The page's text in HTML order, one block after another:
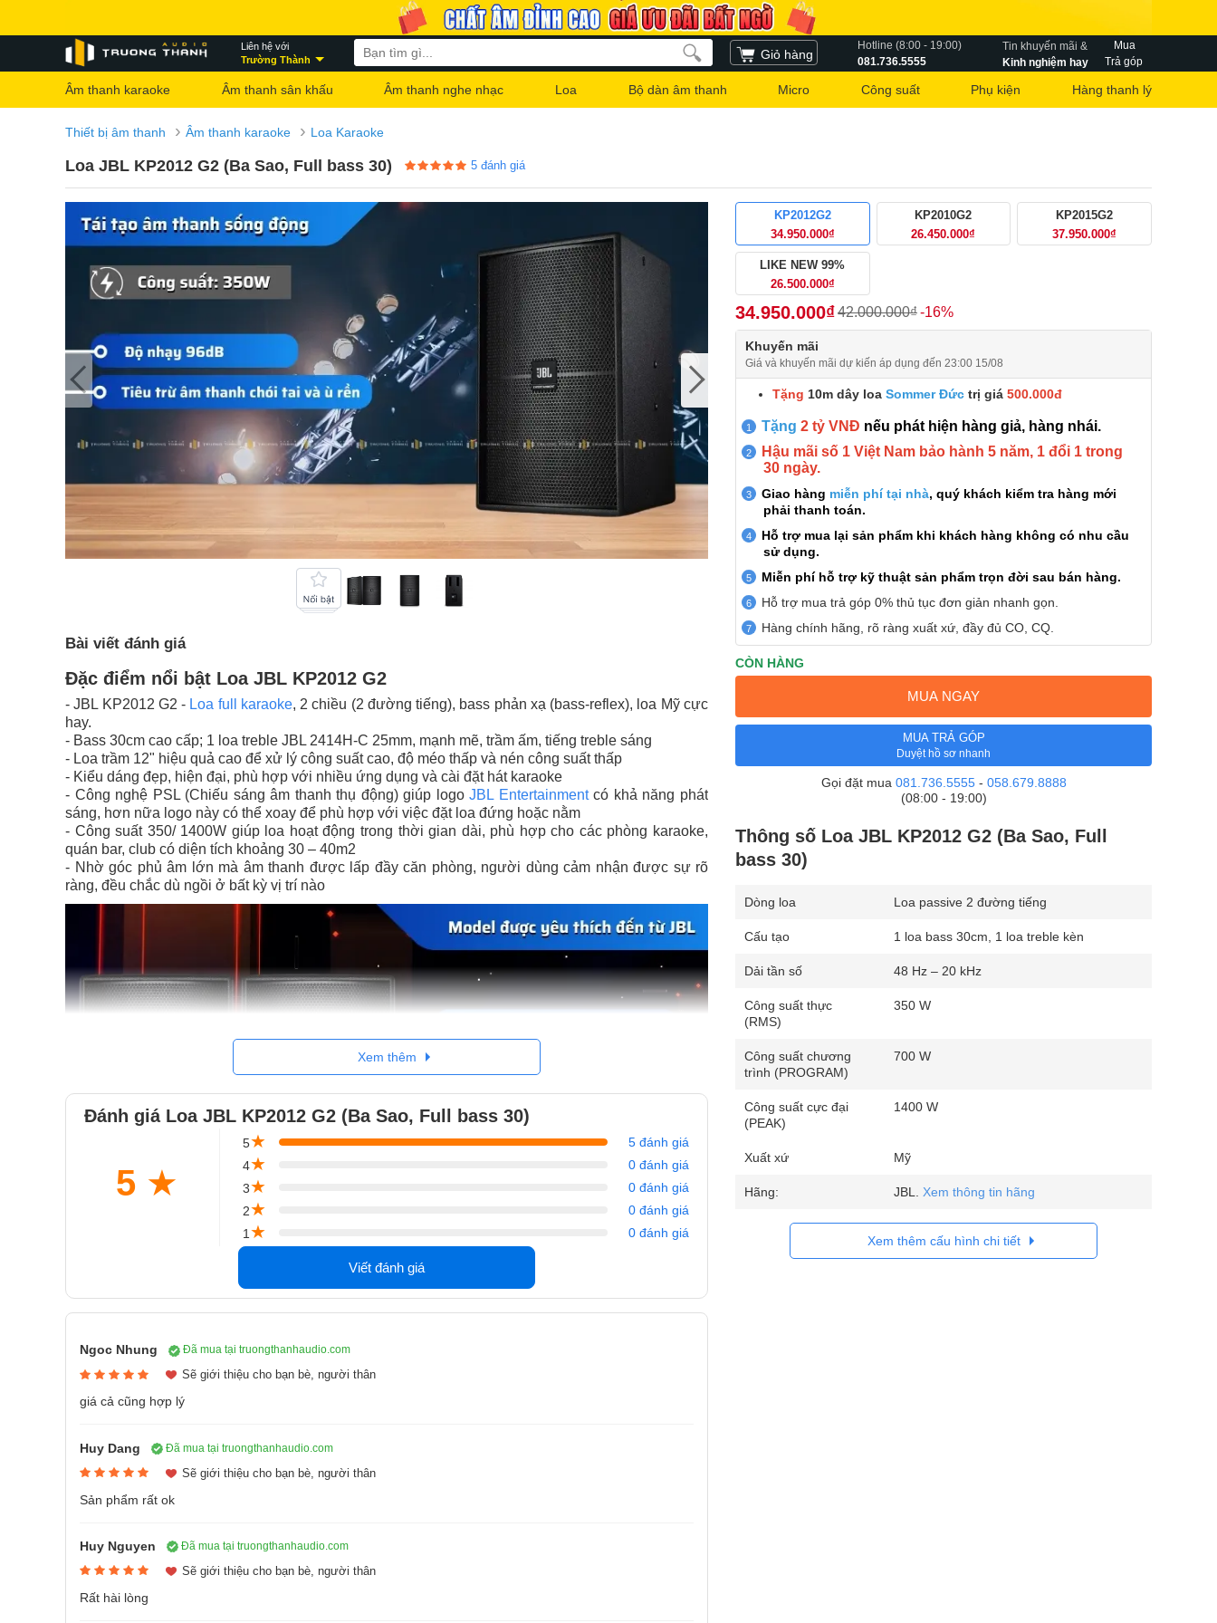
Liên hệ với
Trường Thành
Giỏ hàng
Hotline (8:00 - 19:00)
081.736.5555
Tin khuyến mãi &
Kinh nghiệm hay
Mua
Trả góp
Âm thanh karaoke Âm thanh sân khấu Âm thanh nghe nhạc Loa Bộ dàn âm thanh Micro Công suất Phụ kiện Hàng thanh lý
Thiết bị âm thanh › Âm thanh karaoke › Loa Karaoke
Loa JBL KP2012 G2 (Ba Sao, Full bass 30) 5 đánh giá
Bài viết đánh giá
Đặc điểm nổi bật Loa JBL KP2012 G2
- JBL KP2012 G2 - Loa full karaoke, 2 chiều (2 đường tiếng), bass phản xạ (bass-reflex), loa Mỹ cực
hay.
- Bass 30cm cao cấp; 1 loa treble JBL 2414H-C 25mm, mạnh mẽ, trầm ấm, tiếng treble sáng
- Loa trầm 12" hiệu quả cao để xử lý công suất cao, độ méo thấp và nén công suất thấp
- Kiểu dáng đẹp, hiện đại, phù hợp với nhiều ứng dụng và cài đặt hát karaoke
- Công nghệ PSL (Chiếu sáng âm thanh thụ động) giúp logoJBL Entertainmentcó khả năng phát
sáng, hơn nữa logo này có thể xoay để phù hợp với việc đặt loa đứng hoặc nằm
- Công suất 350/ 1400W giúp loa hoạt động trong thời gian dài, phù hợp cho các phòng karaoke,
quán bar, club có diện tích khoảng 30 – 40m2
- Nhờ góc phủ âm lớn mà âm thanh được lấp đầy căn phòng, người dùng cảm nhận được sự rõ
ràng, đều chắc dù ngồi ở bất kỳ vị trí nào
Đánh giá thiết kế loa JBL KP2012G2
mạnh mẽ cùng màu sắc đen tuyền đem đến vẻ lịch lãm, hiện đại.
Vỏ thùng loa được chế tạo từ gỗ MDF cao cấp tăng thêm độ bền và ổn định cho loa trong quá trình
sử dụng. Mặt trước và sau của
dễ hiểu cho người dùng thuận tiện xử lý.
Xem thêm
Đánh giá Loa JBL KP2012 G2 (Ba Sao, Full bass 30)
5 ★
5★
5 đánh giá
4★
0 đánh giá
3★
0 đánh giá
2★
0 đánh giá
1 ★ 0 đánh giá
Viết đánh giá
Ngoc Nhung Đã mua tại truongthanhaudio.com
Sẽ giới thiệu cho bạn bè, người thân
giá cả cũng hợp lý
Huy Dang Đã mua tại truongthanhaudio.com
Sẽ giới thiệu cho bạn bè, người thân
Sản phẩm rất ok
Huy Nguyen Đã mua tại truongthanhaudio.com
Sẽ giới thiệu cho bạn bè, người thân
Rất hài lòng
KP2012G2
34.950.000₫
KP2010G2
26.450.000₫
KP2015G2
37.950.000₫
LIKE NEW 99%
26.500.000₫
34.950.000₫42.000.000₫-16%
Khuyến mãi
Giá và khuyến mãi dự kiến áp dụng đến 23:00 15/08
Tặng 10m dây loa Sommer Đức trị giá 500.000đ
Tặng 2 tỷ VNĐ nếu phát hiện hàng giả, hàng nhái.
Hậu mãi số 1 Việt Nam bảo hành 5 năm, 1 đổi 1 trong
30 ngày.
Giao hàng miễn phí tại nhà, quý khách kiểm tra hàng mới
phải thanh toán.
Hỗ trợ mua lại sản phẩm khi khách hàng không có nhu cầu
sử dụng.
Miễn phí hỗ trợ kỹ thuật sản phẩm trọn đời sau bán hàng.
Hỗ trợ mua trả góp 0% thủ tục đơn giản nhanh gọn.
Hàng chính hãng, rõ ràng xuất xứ, đầy đủ CO, CQ.
CÒN HÀNG
MUA NGAY
MUA TRẢ GÓP
Duyệt hồ sơ nhanh
Gọi đặt mua 081.736.5555- 058.679.8888
(08:00 - 19:00)
Thông số Loa JBL KP2012 G2 (Ba Sao, Full
bass 30)
Dòng loa Loa passive 2 đường tiếng
Cấu tạo 1 loa bass 30cm, 1 loa treble kèn
Dải tần số 48 Hz – 20 kHz
Công suất thực
(RMS)
350 W
Công suất chương
trình (PROGRAM)
700 W
Công suất cực đại
(PEAK)
1400 W
Xuất xứ Mỹ
Hãng: JBL. Xem thông tin hãng
Xem thêm cấu hình chi tiết